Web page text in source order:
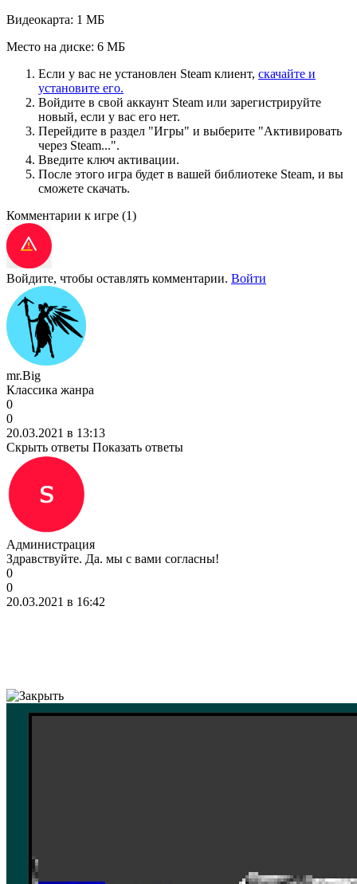
Видеокарта: 1 МБ
Место на диске: 6 МБ
Если у вас не установлен Steam клиент, скачайте и
установите его.
Войдите в свой аккаунт Steam или зарегистрируйте
новый, если у вас его нет.
Перейдите в раздел "Игры" и выберите "Активировать
через Steam...".
Введите ключ активации.
После этого игра будет в вашей библиотеке Steam, и вы
сможете скачать.
Комментарии к игре (1)
Войдите, чтобы оставлять комментарии. Войти
mr.Big
Классика жанра
0
0
20.03.2021 в 13:13
Скрыть ответы Показать ответы
Администрация
Здравствуйте. Да. мы с вами согласны!
0
0
20.03.2021 в 16:42